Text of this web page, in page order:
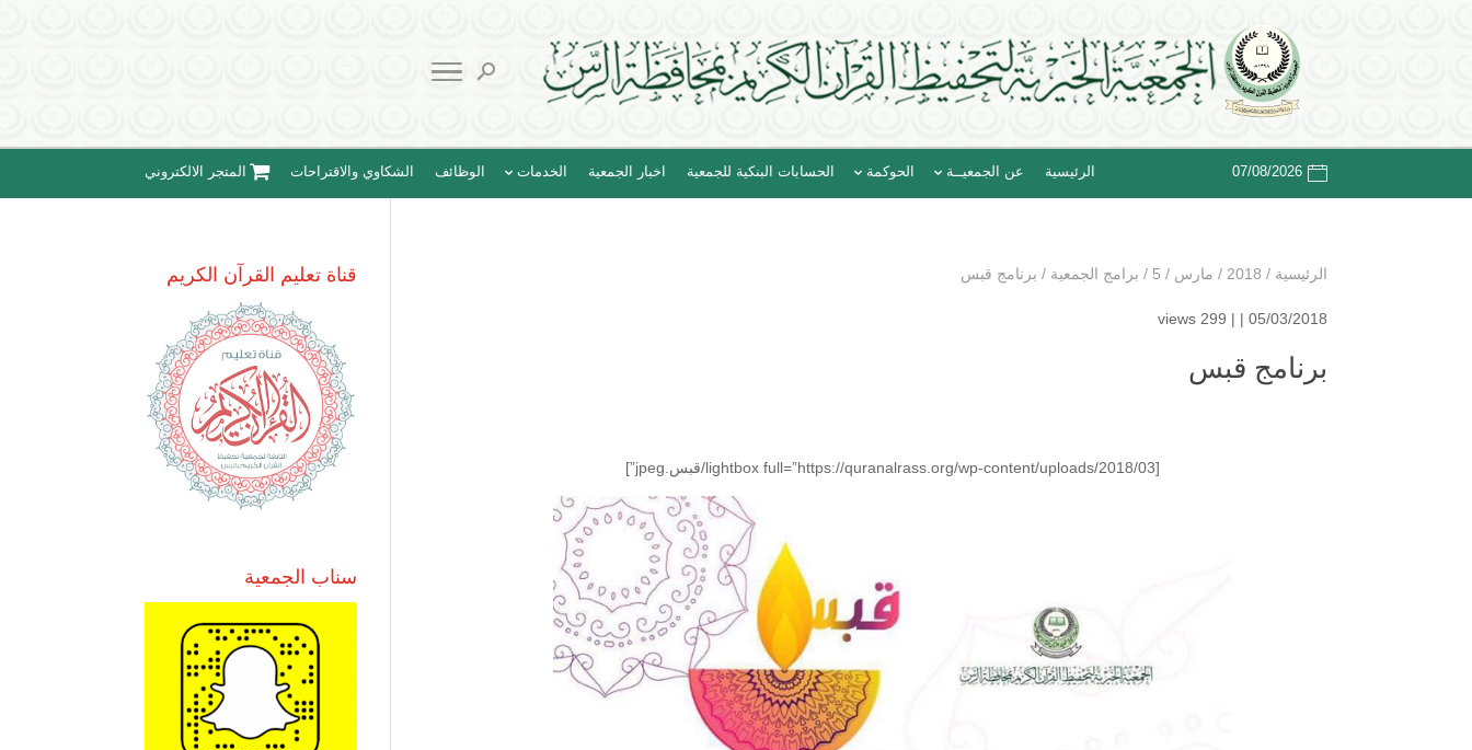
07/08/2026 الرئيسية عن الجمعيــة الحوكمة الحسابات البنكية للجمعية اخبار الجمعية الخدمات الوظائف الشكاوي والاقتراحات المتجر الالكتروني
الرئيسية /
2018
/ مارس /
5
/ برامج الجمعية / برنامج قبس
05/03/2018 | |
299 views
برنامج قبس
[lightbox full=”https://quranalrass.org/wp-content/uploads/2018/03/قبس.jpeg”]
قناة تعليم القرآن الكريم
سناب الجمعية